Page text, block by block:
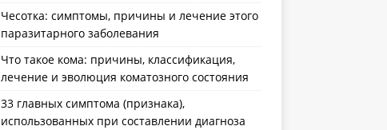
Чесотка: симптомы, причины и лечение этого
паразитарного заболевания
Что такое кома: причины, классификация,
лечение и эволюция коматозного состояния
33 главных симптома (признака),
использованных при составлении диагноза